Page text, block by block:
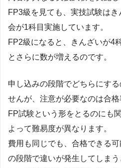
FP3級を見ても、実技試験は
会が1科目実施しています。
FP2級になると、きんざいが4
とさらに数が増えるのです。
申し込みの段階でどちらにす
せんが、注意が必要なのは合格
FP試験という形をとるのにも
よって難易度が異なります。
費用も同じでも、合格できる
の段階で違いが発生してしまう